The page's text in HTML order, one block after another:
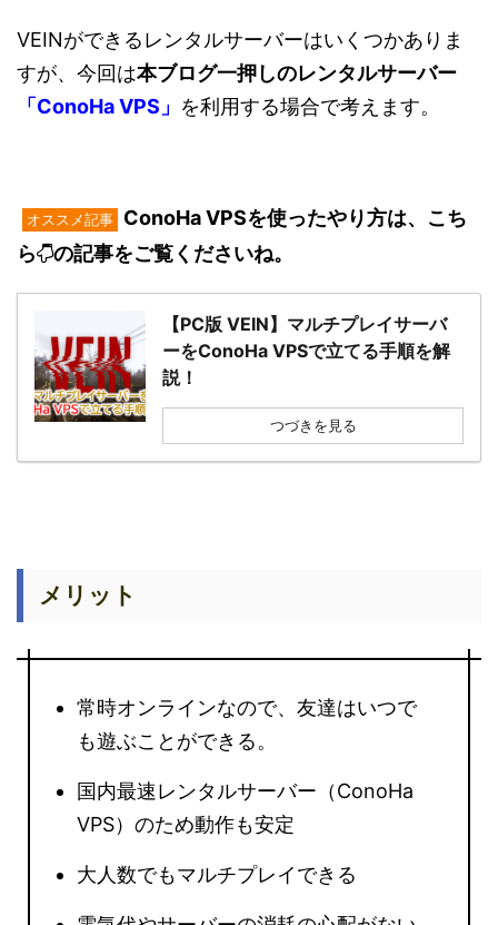
VEINができるレンタルサーバーはいくつかありま
すが、今回は本ブログ一押しのレンタルサーバー
「ConoHa VPS」 を利用する場合で考えます。
オススメ記事
ConoHa VPSを使ったやり方は、こち
ら
の記事をご覧くださいね。
【PC版 VEIN】マルチプレイサーバ
ーをConoHa VPSで立てる手順を解
説！
つづきを見る
メリット
常時オンラインなので、友達はいつで
も遊ぶことができる。
国内最速レンタルサーバー（ConoHa
VPS）のため動作も安定
大人数でもマルチプレイできる